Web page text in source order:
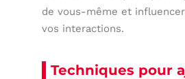
de vous-même et
vos interactions.
Techniques pour